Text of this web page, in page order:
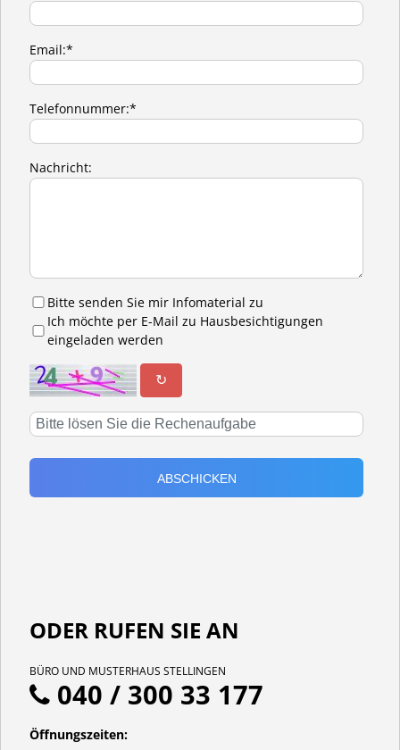
Email:*
Telefonnummer:*
Nachricht:
Bitte senden Sie mir Infomaterial zu
Ich möchte per E-Mail zu Hausbesichtigungen
eingeladen werden
↻
ODER RUFEN SIE AN
BÜRO UND MUSTERHAUS STELLINGEN
040 / 300 33 177
Öffnungszeiten: